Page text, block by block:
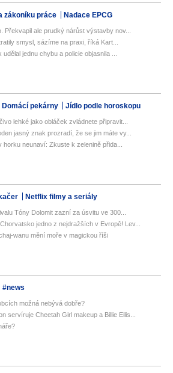
zákoníku práce Nadace EPCG
Překvapil ale prudký nárůst výstavby nov...
smysl, sázíme na praxi, říká Kart...
jednu chybu a policie objasnila ...
Domácí pekárny Jídlo podle horoskopu
lehké jako obláček zvládnete připravit...
jasný znak prozradí, že se jim máte vy...
neunaví: Zkuste k zelenině přida...
Netflix filmy a seriály
Tóny Dolomit zazní za úsvitu ve 300...
jedno z nejdražších v Evropě! Lev...
wanu mění moře v magickou říši
#news
možná nebývá dobře?
servíruje Cheetah Girl makeup a Billie Eilis...